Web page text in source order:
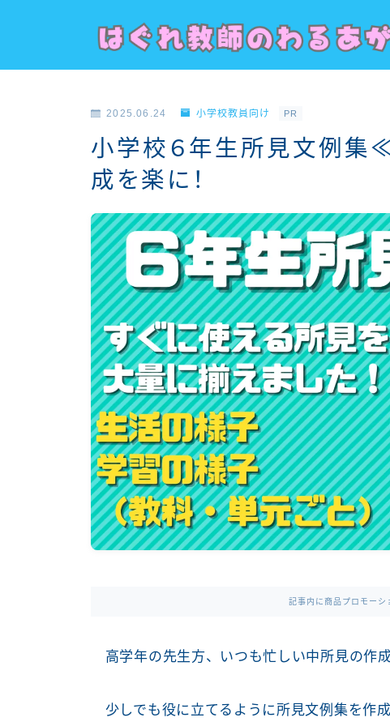
2025.06.24 小学校教員向け PR
小学校６年生所見文例
成を楽に！
記事内に商品プロモーシ
高学年の先生方、いつも忙しい中所見の作成
少しでも役に立てるように所見文例集を作成